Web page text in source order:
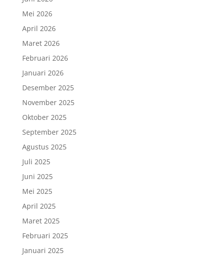
Mei 2026
April 2026
Maret 2026
Februari 2026
Januari 2026
Desember 2025
November 2025
Oktober 2025
September 2025
Agustus 2025
Juli 2025
Juni 2025
Mei 2025
April 2025
Maret 2025
Februari 2025
Januari 2025